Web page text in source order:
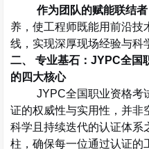
作为团队的赋能联结者
养，使工程师既能用前沿技
线，实现深厚现场经验与科
二、 专业基石：JYPC全国
的四大核心
JYPC全国职业资格考
证的权威性与实用性，并非
科学且持续迭代的认证体系
柱，确保每一位通过认证的